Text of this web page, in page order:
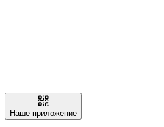
Наше приложение